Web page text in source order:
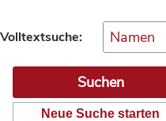
Volltextsuche:
Neue Suche starten